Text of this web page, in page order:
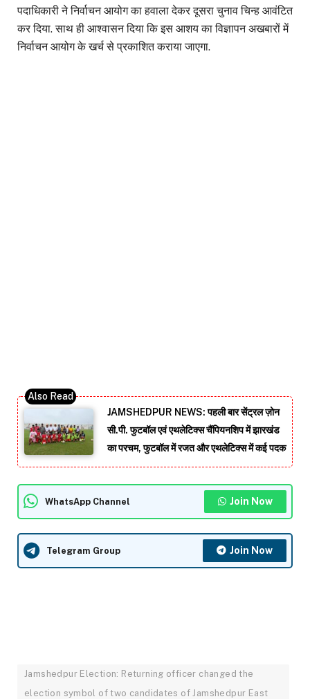
पदाधिकारी ने निर्वाचन आयोग का हवाला देकर दूसरा चुनाव चिन्ह आवंटित
कर दिया. साथ ही आश्वासन दिया कि इस आशय का विज्ञापन अखबारों में
निर्वाचन आयोग के खर्च से प्रकाशित कराया जाएगा.
JAMSHEDPUR NEWS: पहली बार सेंट्रल ज़ोन
सी.पी. फुटबॉल एवं एथलेटिक्स चैंपियनशिप में झारखंड
का परचम, फुटबॉल में रजत और एथलेटिक्स में कई पदक
WhatsApp Channel Join Now
Telegram Group Join Now
Jamshedpur Election: Returning officer changed the
election symbol of two candidates of Jamshedpur East